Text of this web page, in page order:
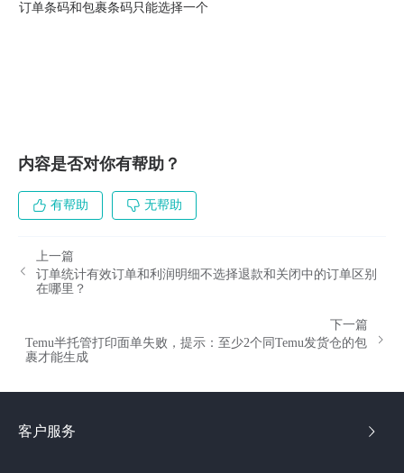
订单条码和包裹条码只能选择一个
内容是否对你有帮助？
有帮助 无帮助
上一篇
订单统计有效订单和利润明细不选择退款和关闭中的订单区别
在哪里？
下一篇
Temu半托管打印面单失败，提示：至少2个同Temu发货仓的包
裹才能生成
客户服务